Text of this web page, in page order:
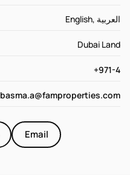
English, العربية
Dubai Land
+971-4
basma.a@famproperties.com
Email